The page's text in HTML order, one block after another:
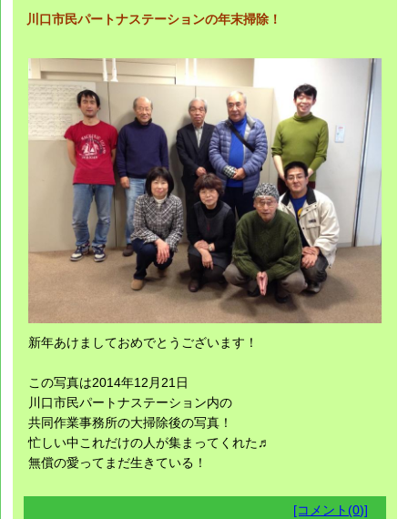
川口市民パートナステーションの年末掃除！
新年あけましておめでとうございます！
この写真は2014年12月21日
川口市民パートナステーション内の
共同作業事務所の大掃除後の写真！
忙しい中これだけの人が集まってくれた♬
無償の愛ってまだ生きている！
[コメント(0)]